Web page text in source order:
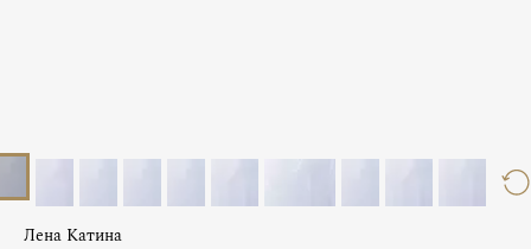
Лена Катина